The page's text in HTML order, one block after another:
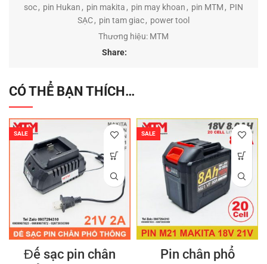
soc, pin Hukan , pin makita , pin may khoan , pin MTM , PIN
SẠC, pin tam giac, power tool
Thương hiệu: MTM
Share:
CÓ THỂ BẠN THÍCH…
SALE
Đế sạc pin chân
SALE
Pin chân phổ